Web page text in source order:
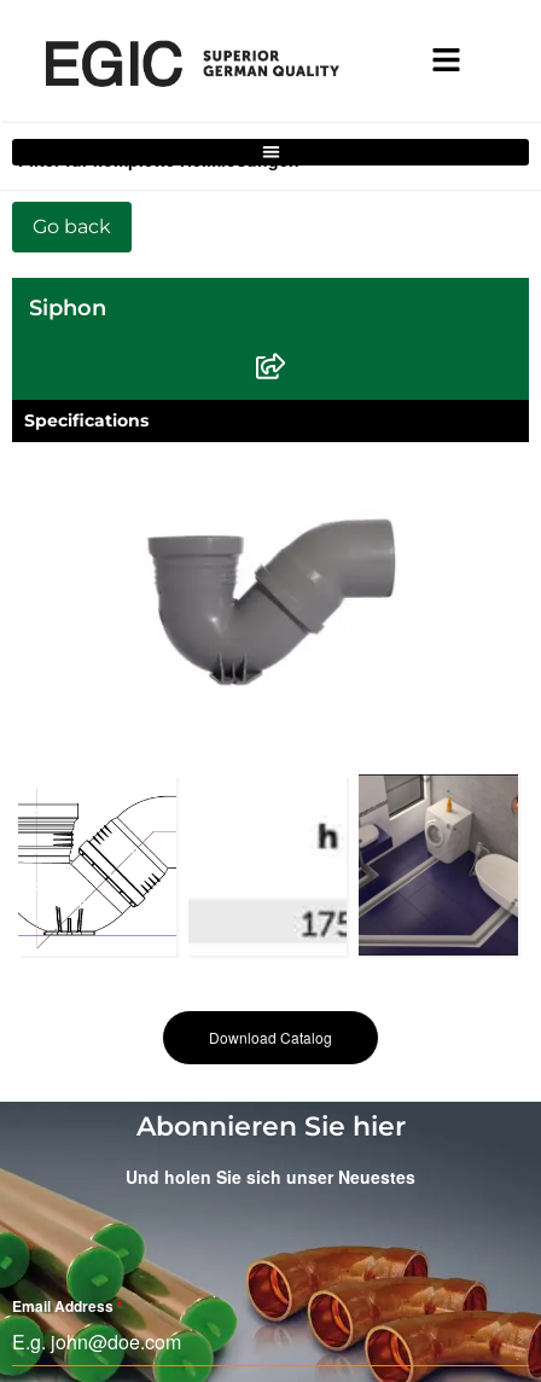
Filter für komplette Heimlösungen
Siphon
Specifications
Download Catalog
Abonnieren Sie hier
Und holen Sie sich unser Neuestes
Email Address*